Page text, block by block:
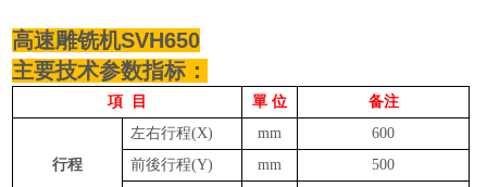
高速雕铣机SVH650
主要技术参数指标：
項 目 單 位 备注
行程
左右行程(X) mm
600
前後行程(Y) mm
500